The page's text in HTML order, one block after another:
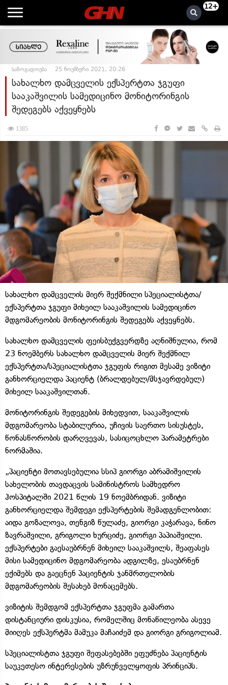
12+
საზოგადოება 25 ნოემბერი 2021, 20:26
სახალხო დამცველის ექსპერტთა ჯგუფი
სააკაშვილის სამედიცინო მონიტორინგის
შედეგებს აქვეყნებს
1385
სახალხო დამცველის მიერ შექმნილი სპეციალისტთა/
ექსპერტთა ჯგუფი მიხეილ სააკაშვილის სამედიცინო
მდგომარეობის მონიტორინგის შედეგებს აქვეყნებს.
სახალხო დამცველის ფეისბუქგვერდზე აღნიშნულია, რომ
23 ნოემბერს სახალხო დამცველის მიერ შექმნილ
ექსპერტთა/სპეციალისტთა ჯგუფის რიგით მესამე ვიზიტი
განხორციელდა პაციენტ (ბრალდებულ/მსჯავრდებულ)
მიხეილ სააკაშვილთან.
მონიტორინგის შედეგების მიხედვით, სააკაშვილის
მდგომარეობა სტაბილურია, უჩივის საერთო სისუსტეს,
წონასწორობის დარღვევას, სასიცოცხლო პარამეტრები
ნორმაშია.
„პაციენტი მოთავსებულია სსიპ გიორგი აბრამიშვილის
სახელობის თავდაცვის სამინისტროს სამხედრო
ჰოსპიტალში 2021 წლის 19 ნოემბრიდან. ვიზიტი
განხორციელდა შემდეგი ექსპერტების შემადგენლობით:
აიდა გოზალოვა, თენგიზ წულაძე, გიორგი კაჭარავა, ნინო
ზავრაშვილი, გრიგოლი ხურციძე, გიორგი პაპიაშვილი.
ექსპერტები გაესაუბრნენ მიხეილ სააკაშვილს, შეაფასეს
მისი სამედიცინო მდგომარეობა ადგილზე, ესაუბრნენ
ექიმებს და გაეცნენ პაციენტის ჯანმრთელობის
მდგომარეობის შესახებ მონაცემებს.
ვიზიტის შემდგომ ექსპერტთა ჯგუფმა გამართა
დისტანციური დისკუსია, რომელშიც მონაწილეობა ასევე
მიიღეს ექსპერტმა მამუკა მაჩაიძემ და გიორგი გრიგოლიამ.
სპეციალისტთა ჯგუფი შეფასებებში ეფუძნება პაციენტის
საუკეთესო ინტერესების უზრუნველყოფის პრინციპს.